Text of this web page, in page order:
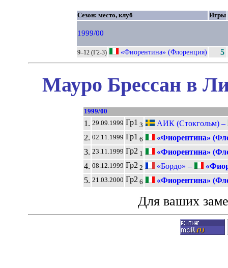
Сезон: место, клуб Игры
1999/00
9–12 (Г2-3) «Фиорентина» (Флоренция) 5
Мауро Брессан в
1999/00
1. 29.09.1999 Гр1 3
АИК (Стокгольм) –
2. 02.11.1999 Гр1 6
«Фиорентина»
3. 23.11.1999 Гр2 1
«Фиорентина»
4. 08.12.1999 Гр2 2 «Бордо» –
5. 21.03.2000 Гр2 6 «Фиорентина»
Для ваших